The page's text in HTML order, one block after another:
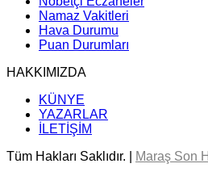
Namaz Vakitleri
Hava Durumu
Puan Durumları
HAKKIMIZDA
KÜNYE
YAZARLAR
İLETİŞİM
Tüm Hakları Saklıdır. |
Maraş Son